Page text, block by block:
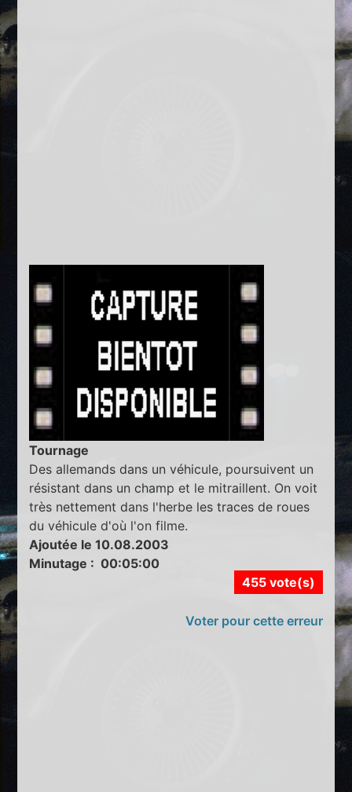
Tournage
Des allemands dans un véhicule, poursuivent un
résistant dans un champ et le mitraillent. On voit
très nettement dans l'herbe les traces de roues
du véhicule d'où l'on filme.
Ajoutée le 10.08.2003
Minutage : 00:05:00
455 vote(s)
Voter pour cette erreur